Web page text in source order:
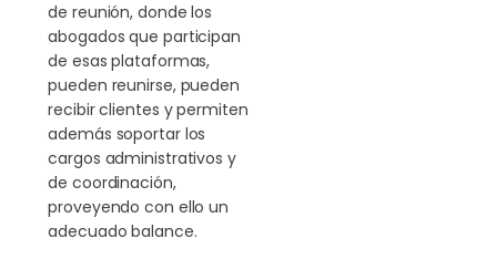
de reunión, donde los
abogados que participan
de esas plataformas,
pueden reunirse, pueden
recibir clientes y permiten
además soportar los
cargos administrativos y
de coordinación,
proveyendo con ello un
adecuado balance.